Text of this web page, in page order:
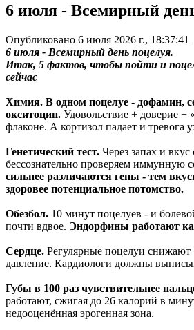
6 июля - Всемирный
Опубликовано 6 июля 2026 г., 18:37:41
6 июля - Всемирный день поцелуя.
Итак, 5 фактов, чтобы пойти и
сейчас
Химия. В одном поцелуе - дофамин,
окситоцин. Удовольствие + доверие +
флаконе. А кортизол падает и тревога
Генетический тест. Через запах и
бессознательно проверяем иммунную
сильнее различаются гены - тем
здоровее потенциальное потомство.
Обезбол. 10 минут поцелуев - и
почти вдвое. Эндорфины работают
Сердце. Регулярные поцелуи снижают
давление. Кардиологи должны
Губы в 100 раз чувствительнее
работают, сжигая до 26 калорий в
недооценённая эрогенная зона.